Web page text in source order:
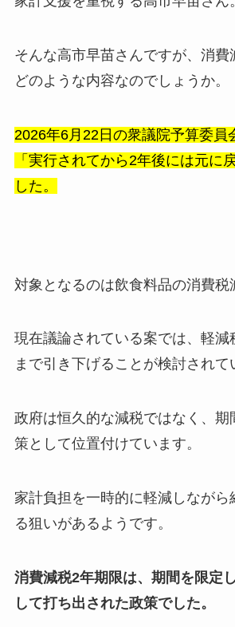
そんな高市早苗さんですが、消費
どのような内容なのでしょうか。
2026年6月22日の衆議院予算委員
「実行されてから2年後には元に
した。
対象となるのは飲食料品の消費税
現在議論されている案では、軽減
まで引き下げることが検討されて
政府は恒久的な減税ではなく、期
策として位置付けています。
家計負担を一時的に軽減しながら
る狙いがあるようです。
消費減税2年期限は、期間を限定
して打ち出された政策でした。